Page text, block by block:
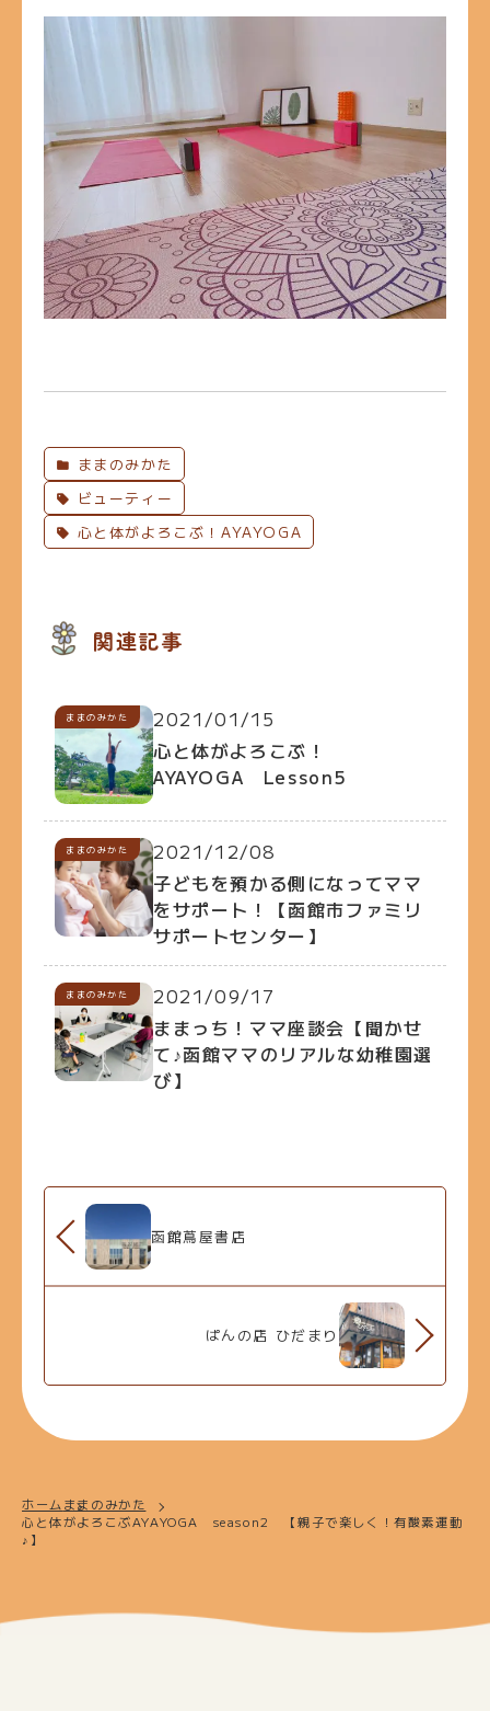
ままのみかた
ビューティー
心と体がよろこぶ！AYAYOGA
関連記事
ままのみかた
2021/01/15
心と体がよろこぶ！
AYAYOGA Lesson5
ままのみかた
2021/12/08
子どもを預かる側になってママ
をサポート！【函館市ファミリ
サポートセンター】
ままのみかた
2021/09/17
ままっち！ママ座談会【聞かせ
て♪函館ママのリアルな幼稚園選
び】
函館蔦屋書店
ぱんの店 ひだまり
ホーム ままのみかた
心と体がよろこぶAYAYOGA season2 【親子で楽しく！有酸素運動
♪】